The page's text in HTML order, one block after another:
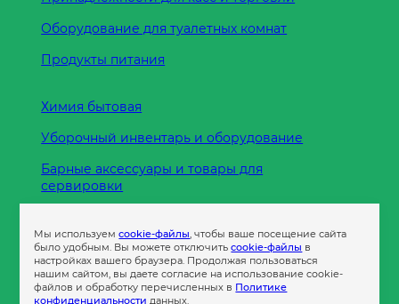
Оборудование для туалетных комнат
Продукты питания
Химия бытовая
Уборочный инвентарь и оборудование
Барные аксессуары и товары для
сервировки
Пленка
Пакеты и сумки
Мы используемcookie-файлы, чтобы ваше посещение сайта
было удобным. Вы можете отключитьcookie-файлы в
настройках вашего браузера. Продолжая пользоваться
нашим сайтом, вы даете согласие на использование cookie-
файлов и обработку перечисленных в Политике
конфиденциальности данных.